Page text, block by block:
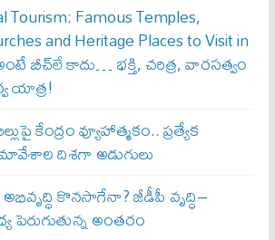
Tourism: Famous Temples,
and Heritage Places to Visit in
బీచ్‌లే కాదు… భక్తి, చరిత్ర, వారసత్వం
యాత్ర!
కేంద్రం వ్యూహాత్మకం.. ప్రత్యేక
దిశగా అడుగులు
కొనసాగేనా? జీడీపీ వృద్ధి–
అంతరం